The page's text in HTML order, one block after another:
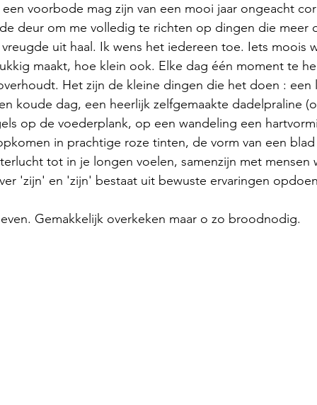
voorbode mag zijn van een mooi jaar ongeacht
deur om me volledig te richten op dingen die meer
uit haal. Ik wens het iedereen toe. Iets moois
maakt, hoe klein ook. Elke dag één moment te
Het zijn de kleine dingen die het doen : een
koude dag, een heerlijk zelfgemaakte dadelpraline
op de voederplank, op een wandeling een
in prachtige roze tinten, de vorm van een
tot in je longen voelen, samenzijn met mensen
'zijn' en 'zijn' bestaat uit bewuste ervaringen
Gemakkelijk overkeken maar o zo broodnodig.